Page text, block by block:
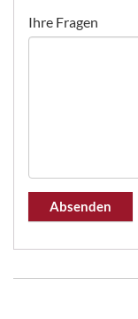
Ihre Fragen
Absenden